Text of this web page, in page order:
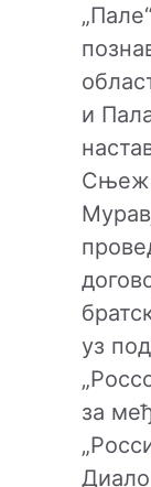
и
уз
за